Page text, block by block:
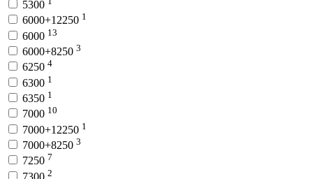
5300
6000+12250 1
6000 13
6000+8250 3
6250 4
6300 1
6350 1
7000 10
7000+12250 1
7000+8250 3
7250 7
7300 2